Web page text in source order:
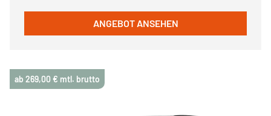
ANGEBOT ANSEHEN
ab 269,00 € mtl. brutto